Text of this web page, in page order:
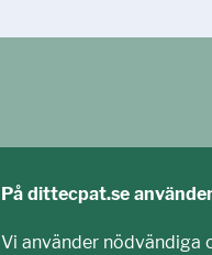
På dittecpat.se
Vi använder nödvändiga